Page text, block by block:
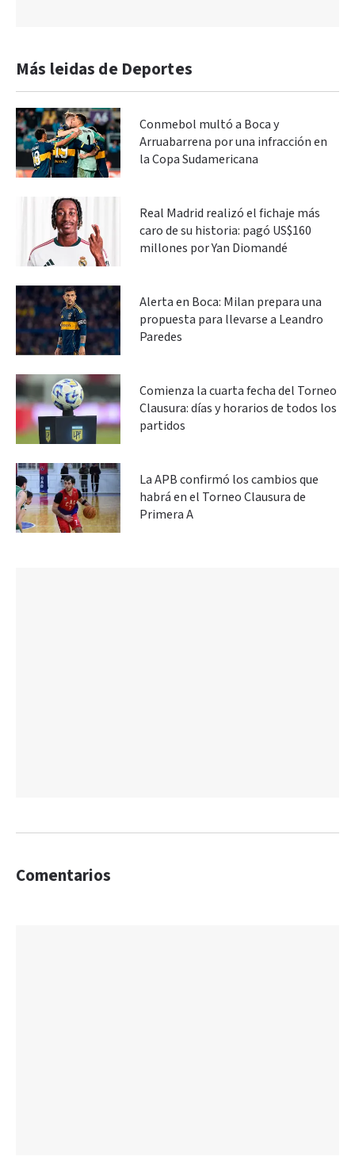
Más leidas de Deportes
Conmebol multó a Boca y
Arruabarrena por una infracción en
la Copa Sudamericana
Real Madrid realizó el fichaje más
caro de su historia: pagó US$160
millones por Yan Diomandé
Alerta en Boca: Milan prepara una
propuesta para llevarse a Leandro
Paredes
Comienza la cuarta fecha del Torneo
Clausura: días y horarios de todos los
partidos
La APB confirmó los cambios que
habrá en el Torneo Clausura de
Primera A
Comentarios